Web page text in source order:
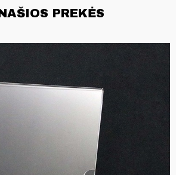
PREKĖS